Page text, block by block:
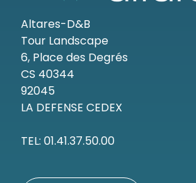
Altares-D&B
Tour Landscape
6, Place des Degrés
CS 40344
92045
LA DEFENSE CEDEX
TEL: 01.41.37.50.00